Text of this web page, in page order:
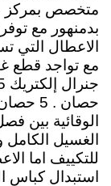
بدمنهور مع
الاعطال التي
مع تواجد قطع
حصان .
الوقائية بين
الغسيل الكامل
للتكييف اما
استبدال كباس